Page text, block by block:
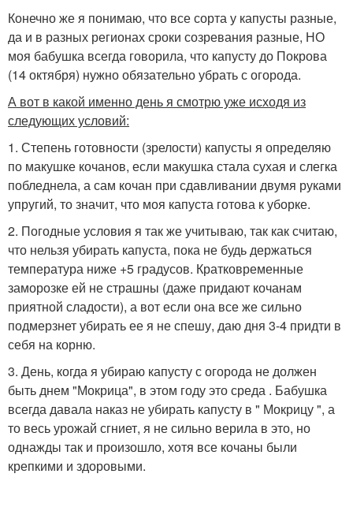
Конечно же я понимаю, что все сорта у капусты разные,
да и в разных регионах сроки созревания разные, НО
моя бабушка всегда говорила, что капусту до Покрова
(14 октября) нужно обязательно убрать с огорода.
А вот в какой именно день я смотрю уже исходя из
следующих условий:
1. Степень готовности (зрелости) капусты я определяю
по макушке кочанов, если макушка стала сухая и слегка
побледнела, а сам кочан при сдавливании двумя руками
упругий, то значит, что моя капуста готова к уборке.
2. Погодные условия я так же учитываю, так как считаю,
что нельзя убирать капуста, пока не будь держаться
температура ниже +5 градусов. Кратковременные
заморозке ей не страшны (даже придают кочанам
приятной сладости), а вот если она все же сильно
подмерзнет убирать ее я не спешу, даю дня 3-4 придти в
себя на корню.
3. День, когда я убираю капусту с огорода не должен
быть днем "Мокрица", в этом году это среда . Бабушка
всегда давала наказ не убирать капусту в " Мокрицу ", а
то весь урожай сгниет, я не сильно верила в это, но
однажды так и произошло, хотя все кочаны были
крепкими и здоровыми.